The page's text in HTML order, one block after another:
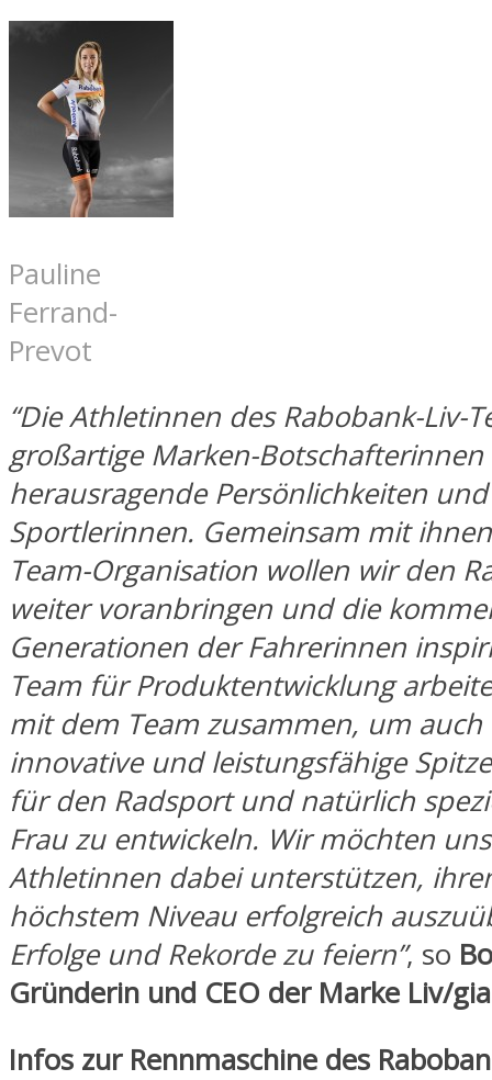
Pauline
Ferrand-
Prevot
“Die Athletinnen des Rabobank-Liv-
großartige Marken-
herausragende Persönlichkeiten und
Sportlerinnen. Gemeinsam mit
Team-Organisation wollen wir den
weiter voranbringen und die
Generationen der Fahrerinnen
Team für Produktentwicklung
mit dem Team zusammen, um
innovative und leistungsfähige
für den Radsport und natürlich
Frau zu entwickeln. Wir möchten
Athletinnen dabei unterstützen,
höchstem Niveau erfolgreich
Erfolge und Rekorde zu feiern”, so
Gründerin und CEO der Marke Liv/
Infos zur Rennmaschine des